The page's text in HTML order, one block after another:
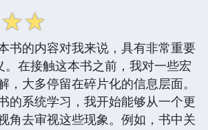
☆☆
书的内容对我来说，具有非常重要
。在接触这本书之前，我对一些宏
，大多停留在碎片化的信息层面。
的系统学习，我开始能够从一个更
角去审视这些现象。例如，书中关